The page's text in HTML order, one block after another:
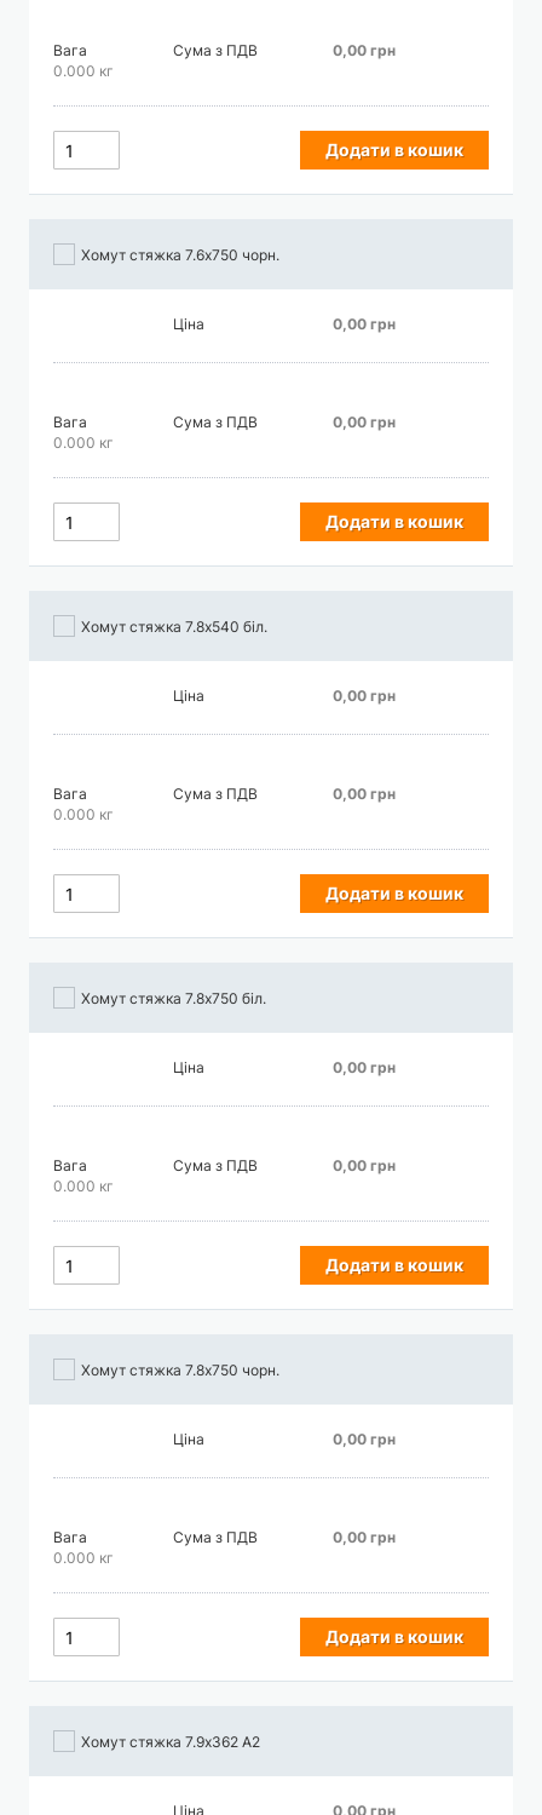
Вага
0.000 кг
Сума з ПДВ 0,00 грн
Додати в кошик
Хомут стяжка 7.6х750 чорн.
Ціна 0,00 грн
Вага
0.000 кг
Сума з ПДВ 0,00 грн
Додати в кошик
Хомут стяжка 7.8х540 біл.
Ціна 0,00 грн
Вага
0.000 кг
Сума з ПДВ 0,00 грн
Додати в кошик
Хомут стяжка 7.8х750 біл.
Ціна 0,00 грн
Вага
0.000 кг
Сума з ПДВ 0,00 грн
Додати в кошик
Хомут стяжка 7.8х750 чорн.
Ціна 0,00 грн
Вага
0.000 кг
Сума з ПДВ 0,00 грн
Додати в кошик
Хомут стяжка 7.9х362 А2
Ціна 0,00 грн